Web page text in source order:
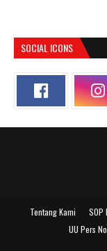
SOCIAL ICONS
Tentang Kami SOP
UU Pers